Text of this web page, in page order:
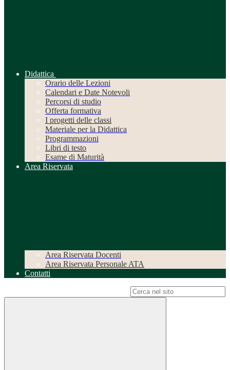
Didattica
Orario delle Lezioni
Calendari e Date Notevoli
Percorsi di studio
Offerta formativa
I progetti delle classi
Materiale per la Didattica
Programmazioni
Libri di testo
Esame di Maturità
Area Riservata
Area Riservata Docenti
Area Riservata Personale ATA
Contatti